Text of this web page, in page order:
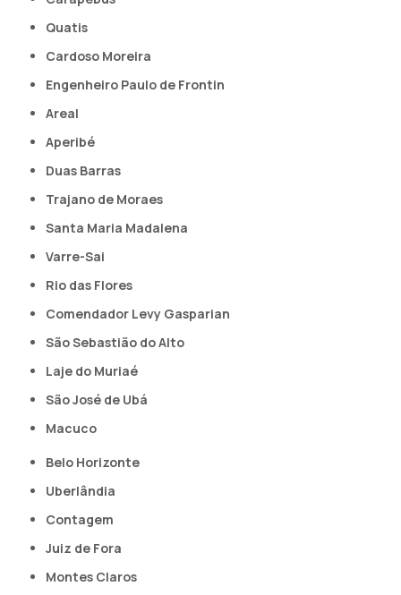
Quatis
Cardoso Moreira
Engenheiro Paulo de Frontin
Areal
Aperibé
Duas Barras
Trajano de Moraes
Santa Maria Madalena
Varre-Sai
Rio das Flores
Comendador Levy Gasparian
São Sebastião do Alto
Laje do Muriaé
São José de Ubá
Macuco
Belo Horizonte
Uberlândia
Contagem
Juiz de Fora
Montes Claros